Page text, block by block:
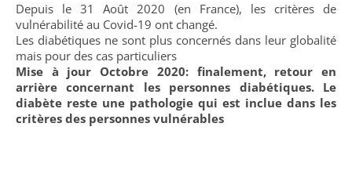
Depuis le 31 Août 2020 (en France), les critères de
vulnérabilité au Covid-19 ont changé.
Les diabétiques ne sont plus concernés dans leur globalité
mais pour des cas particuliers
Mise à jour Octobre 2020: finalement, retour en
arrière concernant les personnes diabétiques. Le
diabète reste une pathologie qui est inclue dans les
critères des personnes vulnérables